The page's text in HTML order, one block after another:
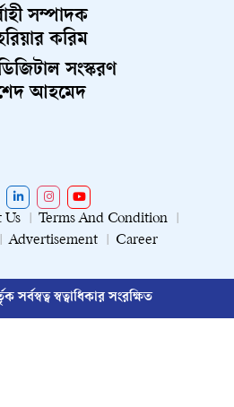
সম্পাদক
করিম
সংস্করণ
আহমেদ
Us
Terms And Condition
Advertisement Career
স্বত্বাধিকার সংরক্ষিত